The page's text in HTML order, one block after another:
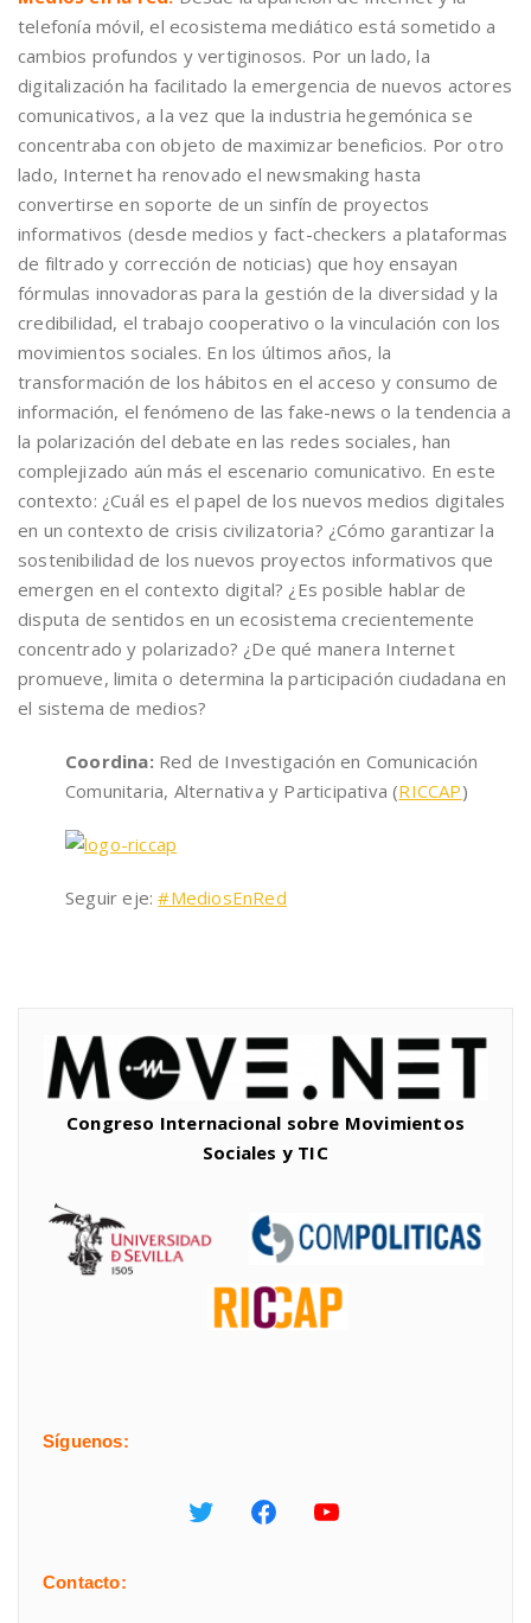
telefonía móvil, el ecosistema mediático está sometido a
cambios profundos y vertiginosos. Por un lado, la
digitalización ha facilitado la emergencia de nuevos actores
comunicativos, a la vez que la industria hegemónica se
concentraba con objeto de maximizar beneficios. Por otro
lado, Internet ha renovado el newsmaking hasta
convertirse en soporte de un sinfín de proyectos
informativos (desde medios y fact-checkers a plataformas
de filtrado y corrección de noticias) que hoy ensayan
fórmulas innovadoras para la gestión de la diversidad y la
credibilidad, el trabajo cooperativo o la vinculación con los
movimientos sociales. En los últimos años, la
transformación de los hábitos en el acceso y consumo de
información, el fenómeno de las fake-news o la tendencia a
la polarización del debate en las redes sociales, han
complejizado aún más el escenario comunicativo. En este
contexto: ¿Cuál es el papel de los nuevos medios digitales
en un contexto de crisis civilizatoria? ¿Cómo garantizar la
sostenibilidad de los nuevos proyectos informativos que
emergen en el contexto digital? ¿Es posible hablar de
disputa de sentidos en un ecosistema crecientemente
concentrado y polarizado? ¿De qué manera Internet
promueve, limita o determina la participación ciudadana en
el sistema de medios?
Coordina: Red de Investigación en Comunicación
Comunitaria, Alternativa y Participativa (RICCAP)
Seguir eje:#MediosEnRed
Congreso Internacional sobre Movimientos
Sociales y TIC
Síguenos:
Contacto: